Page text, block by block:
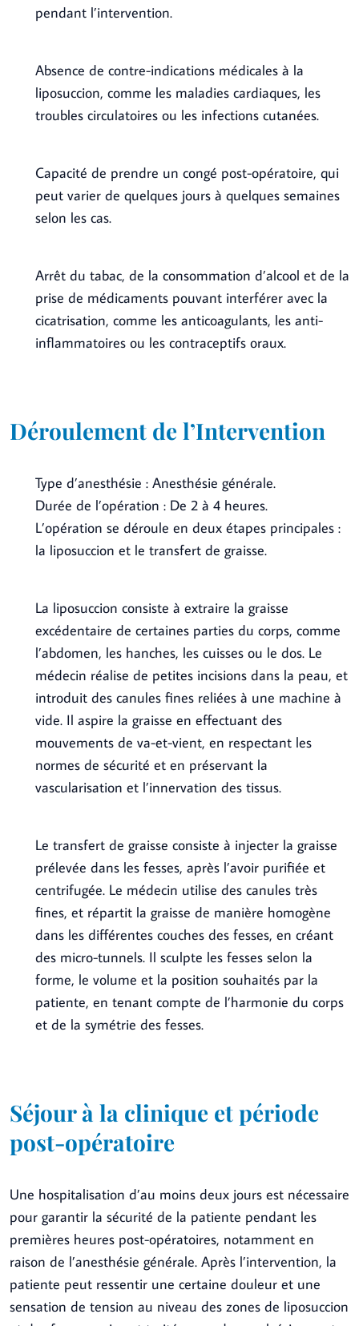
pendant l’intervention.
Absence de contre-indications médicales à la
liposuccion, comme les maladies cardiaques, les
troubles circulatoires ou les infections cutanées.
Capacité de prendre un congé post-opératoire, qui
peut varier de quelques jours à quelques semaines
selon les cas.
Arrêt du tabac, de la consommation d’alcool et de la
prise de médicaments pouvant interférer avec la
cicatrisation, comme les anticoagulants, les anti-
inflammatoires ou les contraceptifs oraux.
Déroulement de l’Intervention
Type d’anesthésie : Anesthésie générale.
Durée de l’opération : De 2 à 4 heures.
L’opération se déroule en deux étapes principales :
la liposuccion et le transfert de graisse.
La liposuccion consiste à extraire la graisse
excédentaire de certaines parties du corps, comme
l’abdomen, les hanches, les cuisses ou le dos. Le
médecin réalise de petites incisions dans la peau, et
introduit des canules fines reliées à une machine à
vide. Il aspire la graisse en effectuant des
mouvements de va-et-vient, en respectant les
normes de sécurité et en préservant la
vascularisation et l’innervation des tissus.
Le transfert de graisse consiste à injecter la graisse
prélevée dans les fesses, après l’avoir purifiée et
centrifugée. Le médecin utilise des canules très
fines, et répartit la graisse de manière homogène
dans les différentes couches des fesses, en créant
des micro-tunnels. Il sculpte les fesses selon la
forme, le volume et la position souhaités par la
patiente, en tenant compte de l’harmonie du corps
et de la symétrie des fesses.
Séjour à la clinique et période
post-opératoire
Une hospitalisation d’au moins deux jours est nécessaire
pour garantir la sécurité de la patiente pendant les
premières heures post-opératoires, notamment en
raison de l’anesthésie générale. Après l’intervention, la
patiente peut ressentir une certaine douleur et une
sensation de tension au niveau des zones de liposuccion